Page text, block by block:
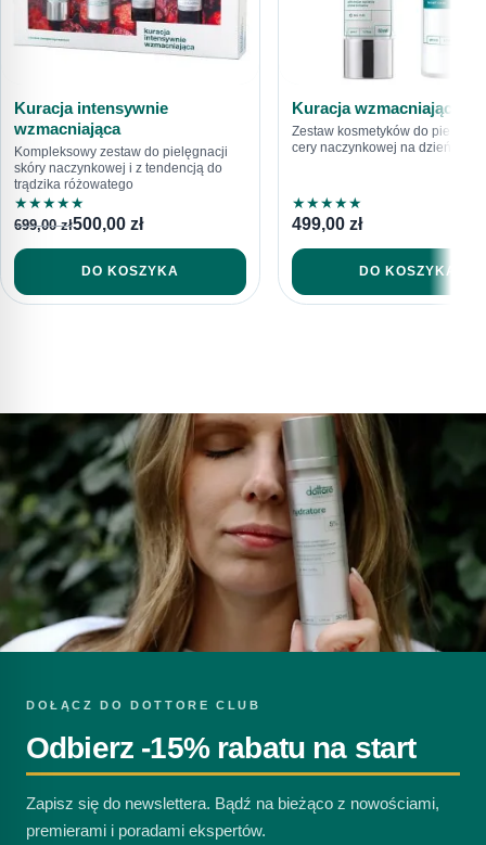
Kuracja intensywnie
wzmacniająca
Kompleksowy zestaw do pielęgnacji
skóry naczynkowej i z tendencją do
trądzika różowatego
★★★★★
699,00zł500,00 zł
DO KOSZYKA
Kuracja wzmacniająca
Zestaw kosmetyków do
cery naczynkowej na dzień i na
★★★★★
499,00 zł
DO KOSZYKA
DOŁĄCZ DO DOTTORE CLUB
Odbierz -15% rabatu na start
Zapisz się do newslettera. Bądź na bieżąco z nowościami,
premierami i poradami ekspertów.